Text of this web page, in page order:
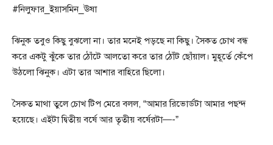
#নিলুফার_ইয়াসমিন_ঊষা
ঝিনুক তবুও কিছু বুঝলো না। তার মনেই পড়ছে না কিছু। সৈকত চোখ বন্ধ
করে একটু ঝুঁকে তার ঠোঁটে আলতো করে তার ঠোঁট ছোঁয়াল। মুহূর্তে কেঁপে
উঠলো ঝিনুক। এটা তার আশার বাহিরে ছিলো।
সৈকত মাথা তুলে চোখ টিপ মেরে বলল, “আমার রিভোর্ডটা আমার পছন্দ
হয়েছে। এইটা দ্বিতীয় বর্ষে আর তৃতীয় বর্ষেরটা—-”